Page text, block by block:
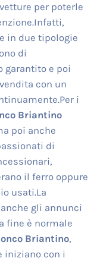
per poterle
in due tipologie
di
garantito e poi
con un
i
Briantino
poi anche
di
il ferro oppure
usati.La
gli annunci
fine è normale
Briantino,
iniziano con i